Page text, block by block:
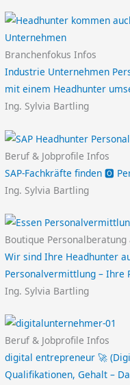
Branchenfokus Infos
Industrie Unternehmen
mit einem Headhunter
Ing. Sylvia Bartling
Beruf & Jobprofile Infos
SAP-Fachkräfte finden 🅾️
Ing. Sylvia Bartling
Boutique Personalberatung
Wir sind Ihre Headhunter
Personalvermittlung – Ihre
Ing. Sylvia Bartling
Beruf & Jobprofile Infos
digital entrepreneur 🚀
Qualifikationen, Gehalt –